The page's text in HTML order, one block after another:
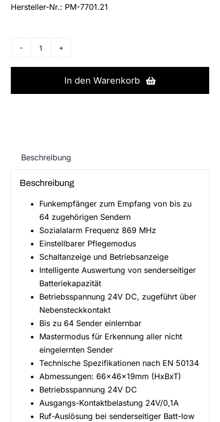
Hersteller-Nr.: PM-7701.21
PANA-
MED
Empfänger
In den Warenkorb
Beschreibung
Beschreibung
Funkempfänger zum Empfang von bis zu
64 zugehörigen Sendern
Sozialalarm Frequenz 869 MHz
Einstellbarer Pflegemodus
Schaltanzeige und Betriebsanzeige
Intelligente Auswertung von senderseitiger
Batteriekapazität
Betriebsspannung 24V DC, zugeführt über
Nebensteckkontakt
Bis zu 64 Sender einlernbar
Mastermodus für Erkennung aller nicht
eingelernten Sender
Technische Spezifikationen nach EN 50134
Abmessungen: 66x46x19mm (HxBxT)
Betriebsspannung 24V DC
Ausgangs-Kontaktbelastung 24V/0,1A
Ruf-Auslösung bei senderseitiger Batt-low